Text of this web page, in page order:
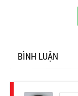
BÌNH LUẬN